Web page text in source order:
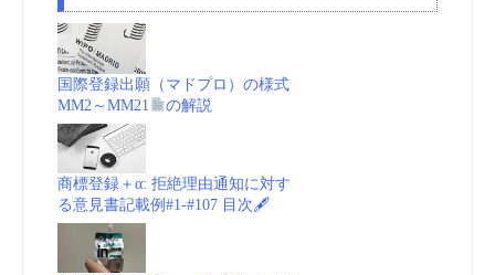
国際登録出願（マドプロ）の様式
MM2～MM21
の解説
商標登録＋α: 拒絶理由通知に対す
る意見書記載例#1-#107 目次🖋